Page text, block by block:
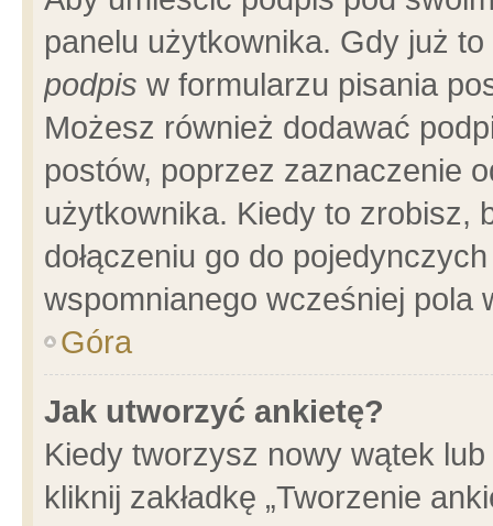
panelu użytkownika. Gdy już
podpis w formularzu pisania
Możesz również dodawać
postów, poprzez zaznaczenie
użytkownika. Kiedy to zrobisz,
dołączeniu go do
wspomnianego wcześniej pola
Góra
Jak utworzyć ankietę?
Kiedy tworzysz nowy wątek
kliknij zakładkę „Tworzenie